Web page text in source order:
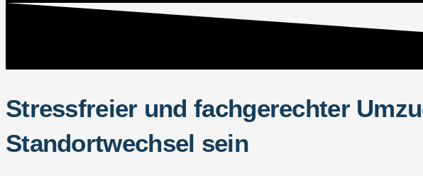
Stressfreier und fachgerechter
Standortwechsel sein